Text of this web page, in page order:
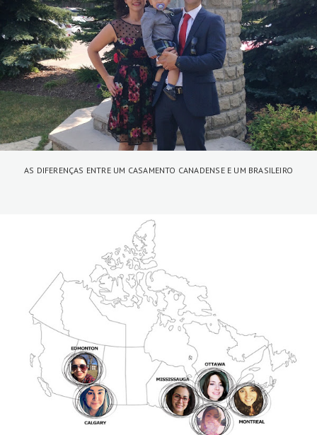
AS DIFERENÇAS ENTRE UM CASAMENTO CANADENSE E UM BRASILEIRO